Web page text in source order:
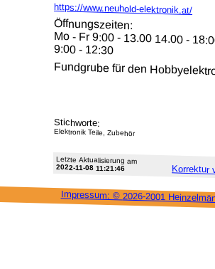
https://www.neuhold-elektronik.at/
Öffnungszeiten:
Mo - Fr 9:00 - 13.00 14.00 -
9:00 - 12:30
Fundgrube für den
Stichworte:
Elektronik Teile, Zubehör
Letzte Aktu­alisie­rung am
2022-11-08 11:21:46 Korrektur
Impressum: © 2026-2001